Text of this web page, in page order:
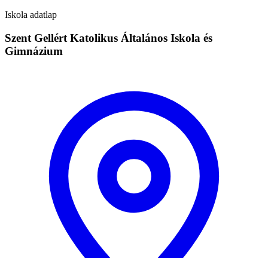
Iskola adatlap
Szent Gellért Katolikus Általános Iskola és
Gimnázium